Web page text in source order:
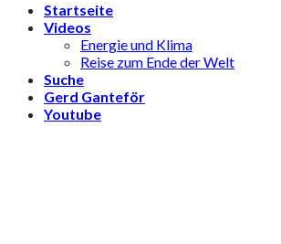
Startseite
Videos
Energie und Klima
Reise zum Ende der Welt
Suche
Gerd Ganteför
Youtube